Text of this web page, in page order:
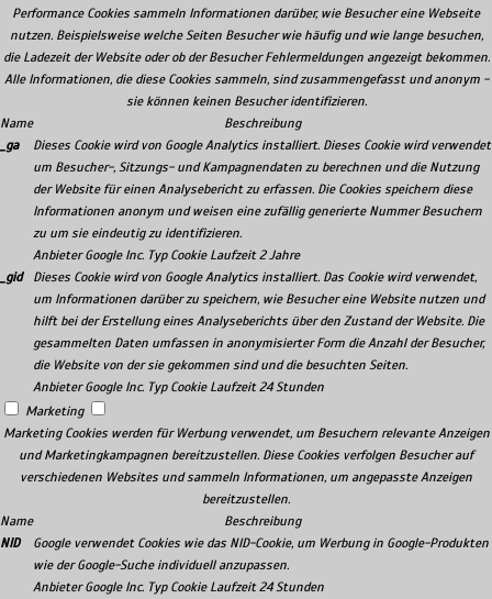
Performance Cookies sammeln Informationen darüber, wie Besucher eine Webseite
nutzen. Beispielsweise welche Seiten Besucher wie häufig und wie lange besuchen,
die Ladezeit der Website oder ob der Besucher Fehlermeldungen angezeigt bekommen.
Alle Informationen, die diese Cookies sammeln, sind zusammengefasst und anonym -
sie können keinen Besucher identifizieren.
Name
Beschreibung
_ga
Dieses Cookie wird von Google Analytics installiert. Dieses Cookie wird verwendet
um Besucher-, Sitzungs- und Kampagnendaten zu berechnen und die Nutzung
der Website für einen Analysebericht zu erfassen. Die Cookies speichern diese
Informationen anonym und weisen eine zufällig generierte Nummer Besuchern
zu um sie eindeutig zu identifizieren.
Anbieter Google Inc. Typ Cookie Laufzeit 2 Jahre
_gid
Dieses Cookie wird von Google Analytics installiert. Das Cookie wird verwendet,
um Informationen darüber zu speichern, wie Besucher eine Website nutzen und
hilft bei der Erstellung eines Analyseberichts über den Zustand der Website. Die
gesammelten Daten umfassen in anonymisierter Form die Anzahl der Besucher,
die Website von der sie gekommen sind und die besuchten Seiten.
Anbieter Google Inc. Typ Cookie Laufzeit 24 Stunden
Marketing
Marketing Cookies werden für Werbung verwendet, um Besuchern relevante Anzeigen
und Marketingkampagnen bereitzustellen. Diese Cookies verfolgen Besucher auf
verschiedenen Websites und sammeln Informationen, um angepasste Anzeigen
bereitzustellen.
Name
Beschreibung
NID
Google verwendet Cookies wie das NID-Cookie, um Werbung in Google-Produkten
wie der Google-Suche individuell anzupassen.
Anbieter Google Inc. Typ Cookie Laufzeit 24 Stunden